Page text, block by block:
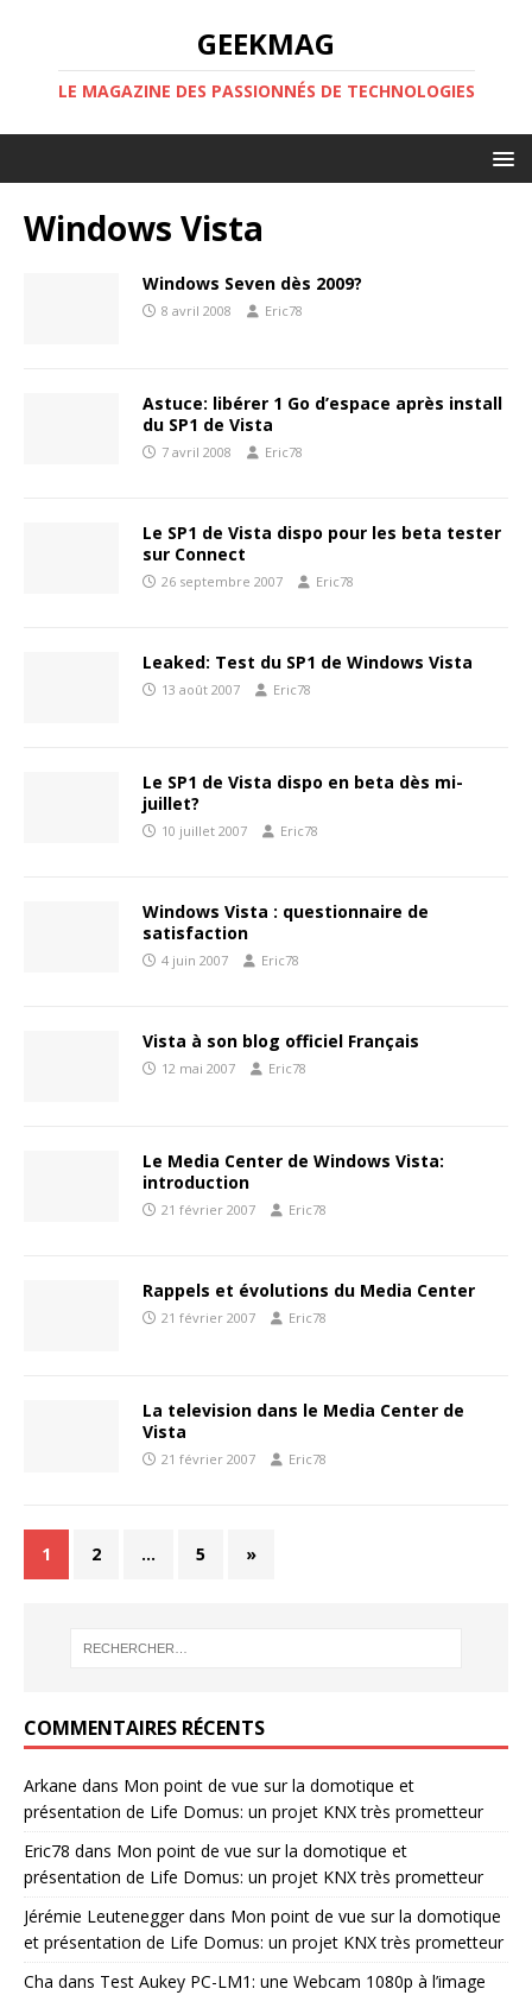
GEEKMAG
LE MAGAZINE DES PASSIONNÉS DE TECHNOLOGIES
Windows Vista
Windows Seven dès 2009?
8 avril 2008 Eric78
Astuce: libérer 1 Go d’espace après install
du SP1 de Vista
7 avril 2008 Eric78
Le SP1 de Vista dispo pour les beta tester
sur Connect
26 septembre 2007 Eric78
Leaked: Test du SP1 de Windows Vista
13 août 2007 Eric78
Le SP1 de Vista dispo en beta dès mi-
juillet?
10 juillet 2007 Eric78
Windows Vista : questionnaire de
satisfaction
4 juin 2007 Eric78
Vista à son blog officiel Français
12 mai 2007 Eric78
Le Media Center de Windows Vista:
introduction
21 février 2007 Eric78
Rappels et évolutions du Media Center
21 février 2007 Eric78
La television dans le Media Center de
Vista
21 février 2007 Eric78
1 2 … 5 »
COMMENTAIRES RÉCENTS
Arkane dans Mon point de vue sur la domotique et
présentation de Life Domus: un projet KNX très prometteur
Eric78 dans Mon point de vue sur la domotique et
présentation de Life Domus: un projet KNX très prometteur
Jérémie Leuteneggerdans Mon point de vue sur la domotique
et présentation de Life Domus: un projet KNX très prometteur
Cha dans Test Aukey PC-LM1: une Webcam 1080p à l’image